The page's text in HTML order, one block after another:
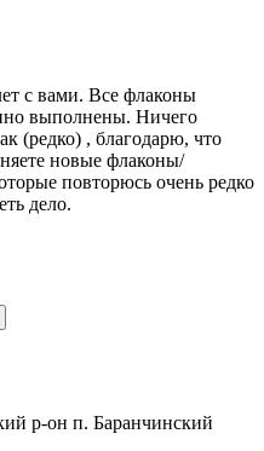
с вами. Все флаконы
выполнены. Ничего
(редко) , благодарю, что
новые флаконы/
повторюсь очень редко
дело.
р-он п. Баранчинский